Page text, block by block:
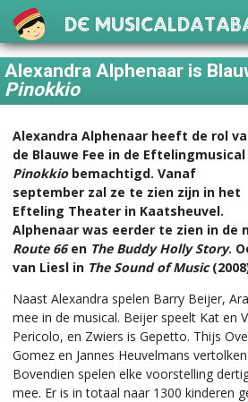
De
Alexandra Alphenaar is
Pinokkio
Alexandra Alphenaar heeft de rol
de Blauwe Fee in de Eftelingmusical
Pinokkio bemachtigd. Vanaf
september zal ze te zien zijn in het
Efteling Theater in Kaatsheuvel.
Alphenaar was eerder te zien in de
Route 66en The Buddy Holly Story.
van Liesl in The Sound of Music
Naast Alexandra spelen Barry Beijer,
mee in de musical. Beijer speelt Kat en
Pericolo, en Zwiers is Gepetto. Thijs
Gomez en Jannes Heuvelmans
Bovendien spelen elke voorstelling
mee. Er is in totaal naar 1300 kinderen